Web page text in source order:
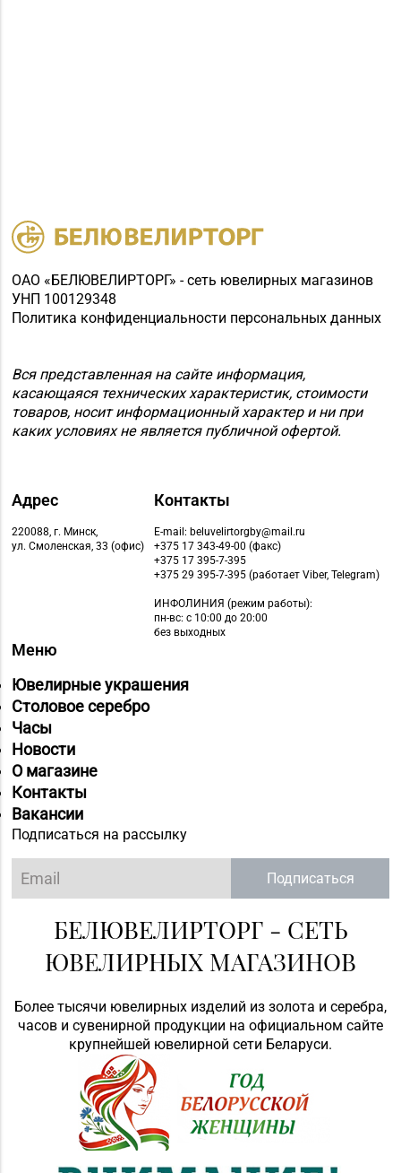
ОАО «БЕЛЮВЕЛИРТОРГ» - сеть ювелирных магазинов
УНП 100129348
Политика конфиденциальности персональных данных
Вся представленная на сайте информация,
касающаяся технических характеристик, стоимости
товаров, носит информационный характер и ни при
каких условиях не является публичной офертой.
Адрес
220088, г. Минск,
ул. Смоленская, 33 (офис)
Контакты
E-mail: beluvelirtorgby@mail.ru
+375 17 343-49-00 (факс)
+375 17 395-7-395
+375 29 395-7-395 (работает Viber, Telegram)
ИНФОЛИНИЯ (режим работы):
пн-вс: с 10:00 до 20:00
без выходных
Меню
Ювелирные украшения
Столовое серебро
Часы
Новости
О магазине
Контакты
Вакансии
Подписаться на рассылку
Подписаться
БЕЛЮВЕЛИРТОРГ - СЕТЬ
ЮВЕЛИРНЫХ МАГАЗИНОВ
Более тысячи ювелирных изделий из золота и серебра,
часов и сувенирной продукции на официальном сайте
крупнейшей ювелирной сети Беларуси.